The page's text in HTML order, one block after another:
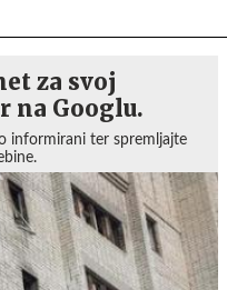
za svoj
na Googlu.
informirani ter spremljajte